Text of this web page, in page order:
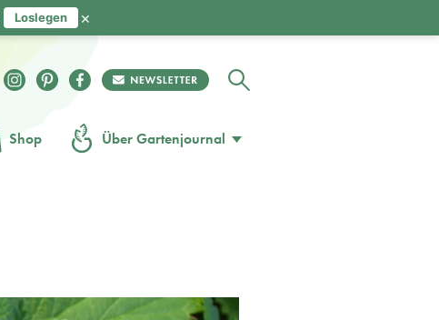
Shop Über Gartenjournal
Loslegen ×